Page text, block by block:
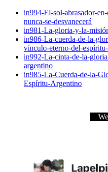
in994-El-sol-abrasador-
nunca-se-desvanecerá
in981-La-gloria-y-la-
in986-La-cuerda-de-la-
vínculo-eterno-del-
in992-La-cinta-de-la-
argentino
in985-La-Cuerda-de-la-
Espíritu-Argentino